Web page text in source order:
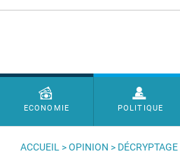
Menu principal
ECONOMIE POLITIQUE
ACCUEIL >OPINION > DÉCRYPTAGE